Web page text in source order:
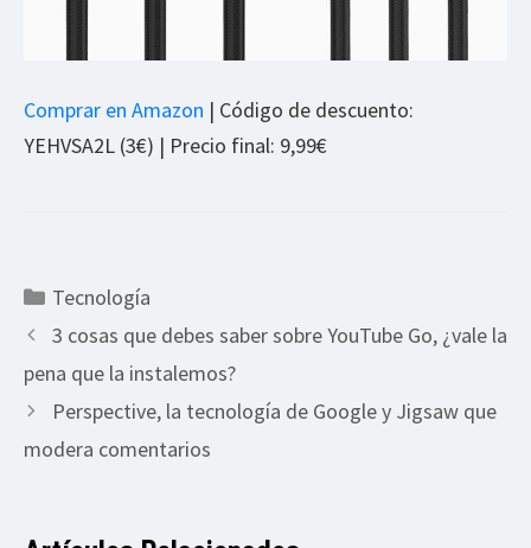
Comprar en Amazon | Código de descuento:
YEHVSA2L (3€) | Precio final: 9,99€
Categorías
Tecnología
3 cosas que debes saber sobre YouTube Go, ¿vale la
pena que la instalemos?
Perspective, la tecnología de Google y Jigsaw que
modera comentarios